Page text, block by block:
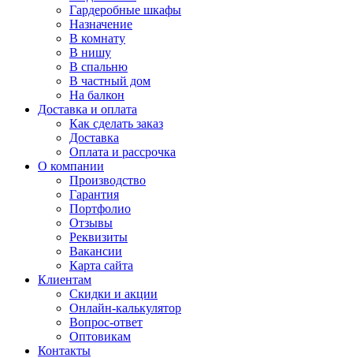
Гардеробные шкафы
Назначение
В комнату
В нишу
В спальню
В частный дом
На балкон
Доставка и оплата
Как сделать заказ
Доставка
Оплата и рассрочка
О компании
Производство
Гарантия
Портфолио
Отзывы
Реквизиты
Вакансии
Карта сайта
Клиентам
Скидки и акции
Онлайн-калькулятор
Вопрос-ответ
Оптовикам
Контакты